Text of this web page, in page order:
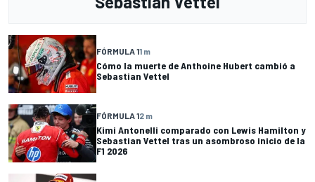
FÓRMULA 11 m
Cómo la muerte de Anthoine Hubert cambió a
Sebastian Vettel
FÓRMULA 12 m
Kimi Antonelli comparado con Lewis Hamilton y
Sebastian Vettel tras un asombroso inicio de la
F1 2026